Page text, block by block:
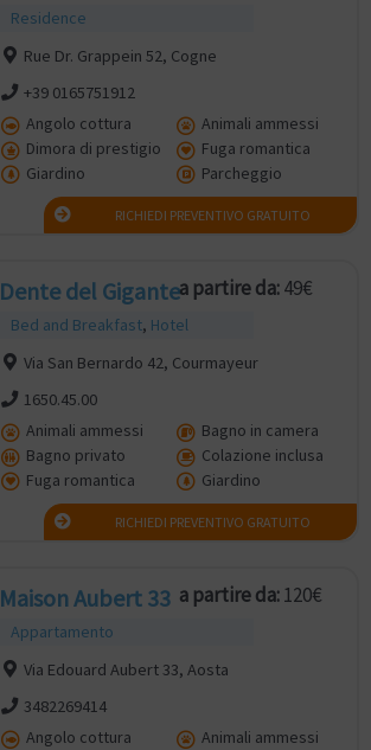
Residence
Rue Dr. Grappein 52, Cogne
+39 0165751912
Angolo cottura
Animali ammessi
Dimora di prestigio
Fuga romantica
Giardino
Parcheggio
RICHIEDI PREVENTIVO GRATUITO
Dente del Gigante
Bed and Breakfast, Hotel
a partire da:49€
Via San Bernardo 42, Courmayeur
1650.45.00
Animali ammessi
Bagno in camera
Bagno privato
Colazione inclusa
Fuga romantica
Giardino
RICHIEDI PREVENTIVO GRATUITO
Maison Aubert 33
Appartamento
a partire da:120€
Via Edouard Aubert 33, Aosta
3482269414
Angolo cottura
Animali ammessi